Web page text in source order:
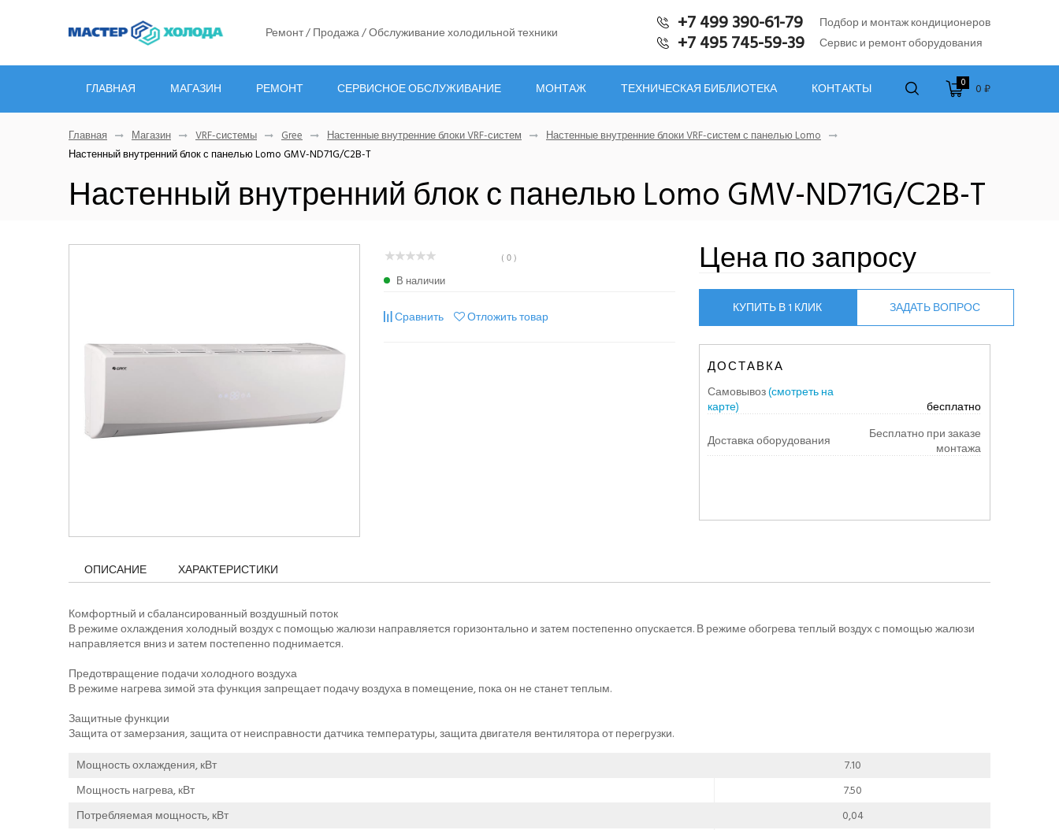
Ремонт / Продажа / Обслуживание холодильной техники +7 499 390-61-79 Подбор и монтаж кондиционеров
+7 495 745-59-39 Сервис и ремонт оборудования
ГЛАВНАЯ МАГАЗИН РЕМОНТ СЕРВИСНОЕ ОБСЛУЖИВАНИЕ МОНТАЖ ТЕХНИЧЕСКАЯ БИБЛИОТЕКА КОНТАКТЫ 0 0 ₽
Главная Магазин VRF-системы Gree Настенные внутренние блоки VRF-систем
Настенные внутренние блоки VRF-систем с панелью Lomo
Настенный внутренний блок с панелью Lomo GMV-ND71G/C2B-T
Настенный внутренний блок с панелью Lomo GMV-ND71G/C2B-T
( 0 )
В наличии
Сравнить Отложить товар
Цена по запросу
КУПИТЬ В 1 КЛИК ЗАДАТЬ ВОПРОС
ДОСТАВКА
Самовывоз(смотреть на
карте)
бесплатно
Доставка оборудования
Бесплатно при заказе
монтажа
ОПИСАНИЕ ХАРАКТЕРИСТИКИ
Комфортный и сбалансированный воздушный поток
В режиме охлаждения холодный воздух с помощью жалюзи направляется горизонтально и затем постепенно опускается. В режиме обогрева теплый воздух с помощью жалюзи
направляется вниз и затем постепенно поднимается.
Предотвращение подачи холодного воздуха
В режиме нагрева зимой эта функция запрещает подачу воздуха в помещение, пока он не станет теплым.
Защитные функции
Защита от замерзания, защита от неисправности датчика температуры, защита двигателя вентилятора от перегрузки.
Мощность охлаждения, кВт
7.10
Мощность нагрева, кВт
7.50
Потребляемая мощность, кВт
0,04